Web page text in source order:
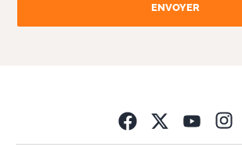
ENVOYER